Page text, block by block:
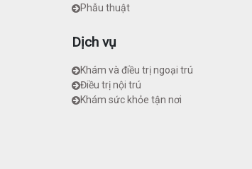
Phẫu thuật
Dịch vụ
Khám và điều trị ngoại trú
Điều trị nội trú
Khám sức khỏe tận nơi